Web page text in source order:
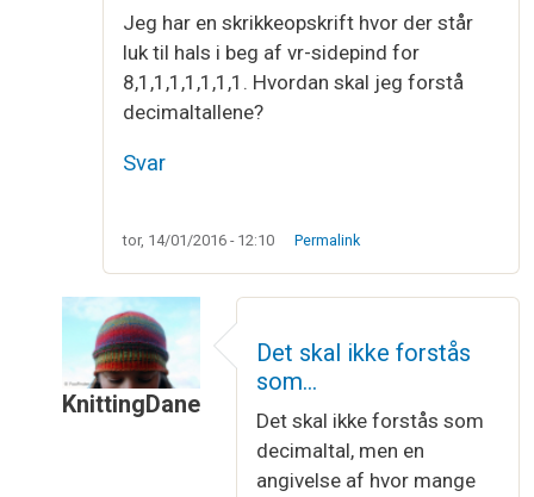
Jeg har en skrikkeopskrift hvor der står
luk til hals i beg af vr-sidepind for
8,1,1,1,1,1,1,1. Hvordan skal jeg forstå
decimaltallene?
Svar
tor, 14/01/2016 - 12:10 Permalink
KnittingDane
Decimal ved aflukning??afLuna
Det skal ikke forstås
som…
Det skal ikke forstås som
decimaltal, men en
angivelse af hvor mange